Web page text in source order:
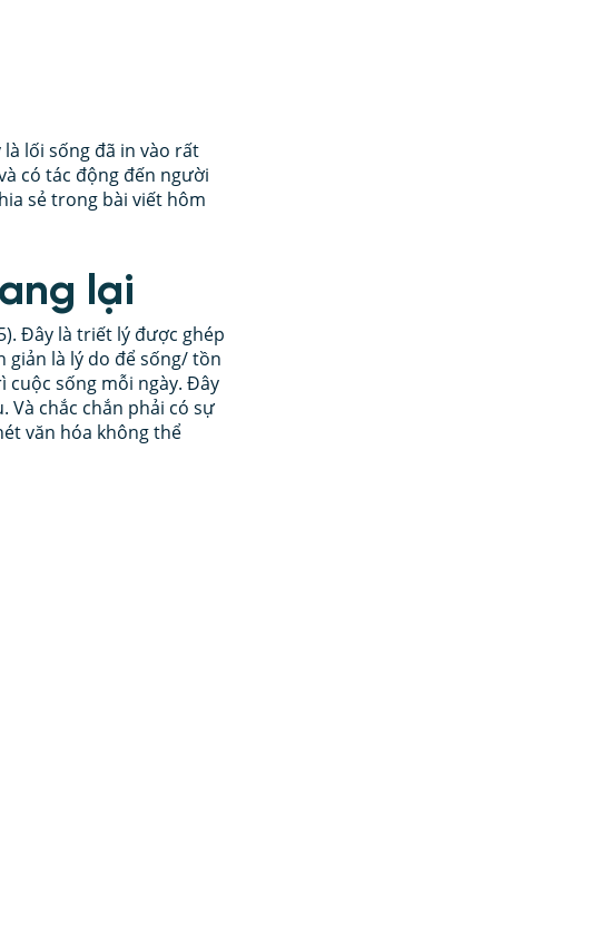
Cộng đồng
lối sống đã in vào rất
có tác động đến người
sẻ trong bài viết hôm
lại
Đây là triết lý được ghép
giản là lý do để sống/ tồn
sống mỗi ngày. Đây
Và chắc chắn phải có sự
văn hóa không thể